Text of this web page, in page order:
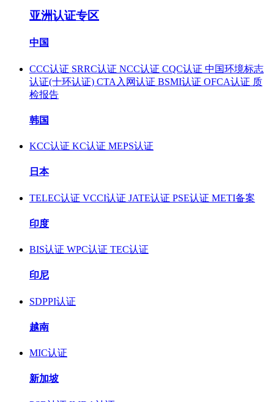
亚洲认证专区
中国
CCC认证 SRRC认证 NCC认证 CQC认证 中国环境标志
认证(十环认证) CTA入网认证 BSMI认证 OFCA认证 质
检报告
韩国
KCC认证 KC认证 MEPS认证
日本
TELEC认证 VCCI认证 JATE认证 PSE认证 METI备案
印度
BIS认证 WPC认证 TEC认证
印尼
SDPPI认证
越南
MIC认证
新加坡